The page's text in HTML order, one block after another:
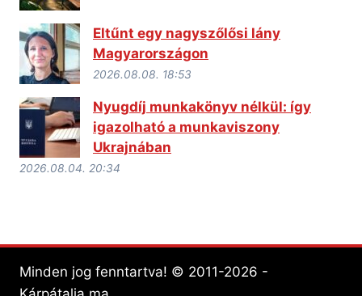
Eltűnt egy nagyszőlősi lány
Magyarországon
2026.08.08. 18:53
Nyugdíj munkakönyv nélkül: így
igazolható a munkaviszony
Ukrajnában
2026.08.04. 20:34
Minden jog fenntartva! © 2011-2026 -